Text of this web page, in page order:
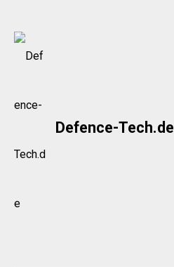
Skip
Defence-Tech.de